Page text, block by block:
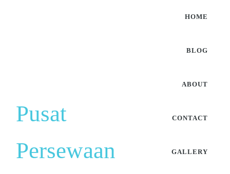
Pusat
Persewaan
HOME
BLOG
ABOUT
CONTACT
GALLERY